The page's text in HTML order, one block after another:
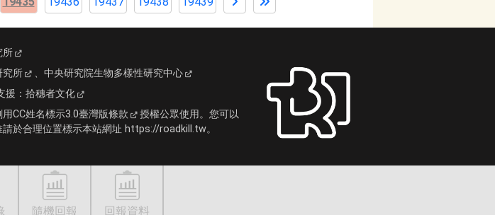
隨機回報 回報資料
所
究所 、 中央研究院生物多樣性研究中心
援： 拾穗者文化
用CC姓名標示3.0臺灣版條款
授權公眾使用。您可以
於合理位置標示本站網址 https://roadkill.tw。